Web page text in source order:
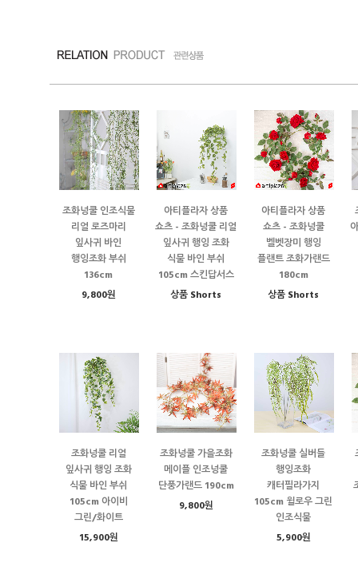
조화넝쿨 인조식물
리얼 로즈마리
잎사귀 바인
행잉조화 부쉬
136cm
9,800원
아티플라자 상품
쇼츠 - 조화넝쿨 리얼
잎사귀 행잉 조화
식물 바인 부쉬
105cm 스킨답서스
상품 Shorts
아티플라자 상품
쇼츠 - 조화넝쿨
벨벳장미 행잉
플랜트 조화가랜드
180cm
상품 Shorts
조화넝쿨 리얼
잎사귀 행잉 조화
식물 바인 부쉬
105cm 아이비
그린/화이트
15,900원
조화넝쿨 가을조화
메이플 인조넝쿨
단풍가랜드 190cm
9,800원
조화넝쿨 실버들
행잉조화
캐터필라가지
105cm 윌로우 그린
인조식물
5,900원